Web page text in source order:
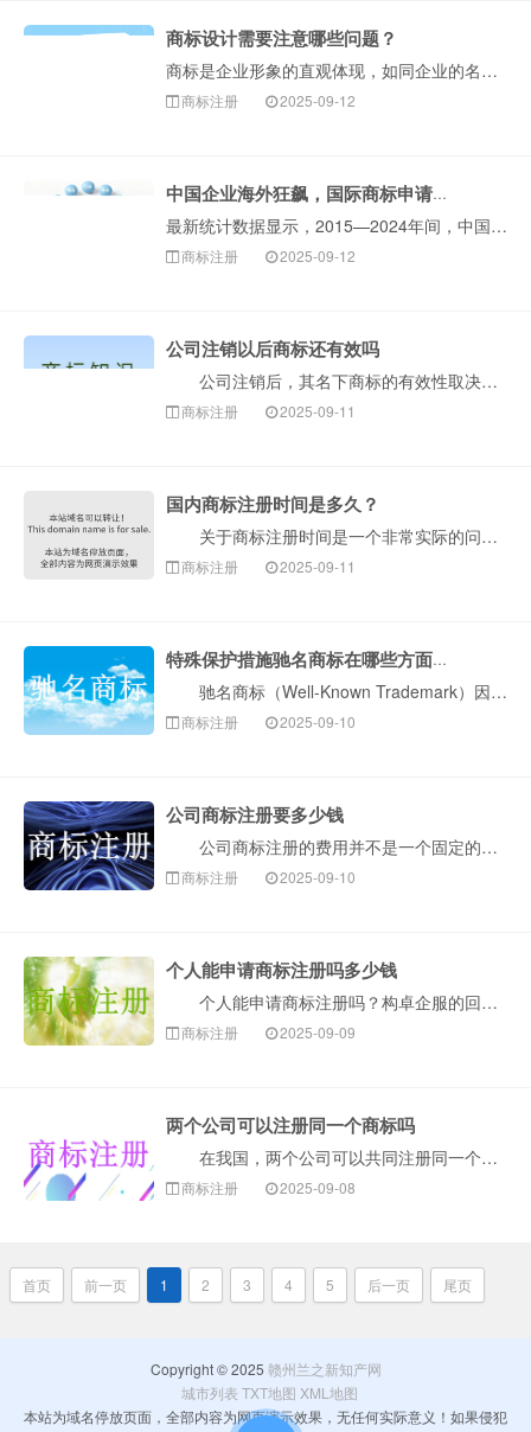
商标设计需要注意哪些问题？
商标是企业形象的直观体现，如同企业的名片。一个设计独特、与企业理念相符的商标，能迅速吸引消费者注意力，在同质化严重的市场中，商标是企业区分自身产品或服···
商标注册 2025-09-12
中国企业海外狂飙，国际商标申请保持全球第一！
最新统计数据显示，2015—2024年间，中国申请人海外商标申请的年均增速约29%。截至统计时，2024年，中国海外商标申请约31.5万件···
商标注册 2025-09-12
公司注销以后商标还有效吗
公司注销后，其名下商标的有效性取决于注销前的处置方式及后续法律程序。以下是构卓企服介绍关键法律要点及实务操作指引： 一、基础规则：公司注销≠商标···
商标注册 2025-09-11
国内商标注册时间是多久？
关于商标注册时间是一个非常实际的问题。国内商标注册的整个流程，如果一切顺利，通常需要6至9个月左右。但是，这个时间受到多种因素影响，下面构卓企服为···
商标注册 2025-09-11
特殊保护措施驰名商标在哪些方面突显
驰名商标（Well-Known Trademark）因其具有极高的知名度和商业价值，法律赋予了其远强于普通注册商标的特殊（扩大）保护。这是一个非常···
商标注册 2025-09-10
公司商标注册要多少钱
公司商标注册的费用并不是一个固定的数字，它会根据您选择的注册方式、注册的类别数量以及遇到的实际情况而有所不同。总的来说，费用主要由两部分构成：1.···
商标注册 2025-09-10
个人能申请商标注册吗多少钱
个人能申请商标注册吗？构卓企服的回答：当然可以！个人（自然人）是可以申请商标注册的。只要你是我国大陆的公民，并且有真实、有效的经营活动（比如是个体···
商标注册 2025-09-09
两个公司可以注册同一个商标吗
在我国，两个公司可以共同注册同一个商标。根据我国商标法第五条规定：“两个以上的自然人、法人或者其他组织可以共同向商标局申请注册同一商标，共同享有和···
商标注册 2025-09-08
首页 前一页 1 2 3 4 5 后一页 尾页
Copyright © 2025 赣州兰之新知产网
城市列表 TXT地图 XML地图
本站为域名停放页面，全部内容为网页演示效果，无任何实际意义！如果侵犯